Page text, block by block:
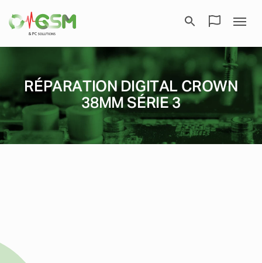
RÉPARATION DIGITAL CROWN
38MM SÉRIE 3